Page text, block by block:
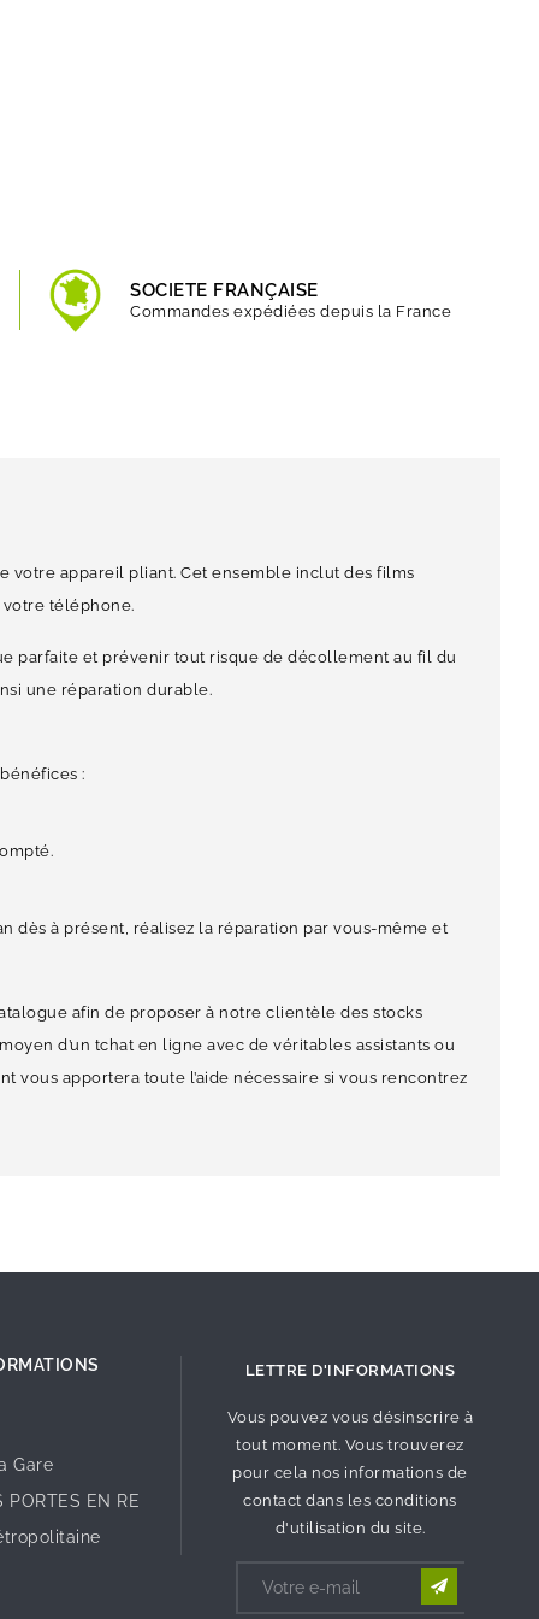
SOCIETE FRANÇAISE
Commandes expédiées depuis la France
appareil pliant. Cet ensemble inclut des films
téléphone.
parfaite et prévenir tout risque de décollement au fil du
une réparation durable.
:
dès à présent, réalisez la réparation par vous-même et
afin de proposer à notre clientèle des stocks
d’un tchat en ligne avec de véritables assistants ou
vous apportera toute l’aide nécessaire si vous rencontrez
Gare
PORTES EN RE
LETTRE D'INFORMATIONS
Vous pouvez vous désinscrire à
tout moment. Vous trouverez
pour cela nos informations de
contact dans les conditions
d'utilisation du site.